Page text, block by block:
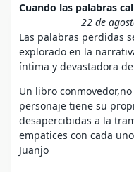
Cuando las palabras
22 de
Las palabras perdidas
explorado en la
íntima y devastadora
Un libro
personaje tiene su
desapercibidas a la
empatices con cada
Juanjo